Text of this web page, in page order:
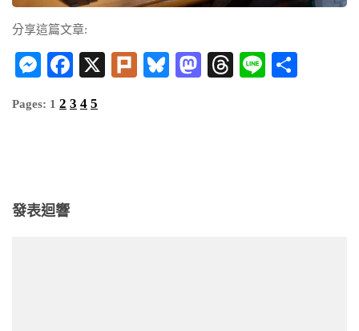
分享這篇文章:
Messenger
Facebook
X PlurkBluesky
Mastodon
Threads
Line
Pages: 1 2 3 4 5
發表迴響